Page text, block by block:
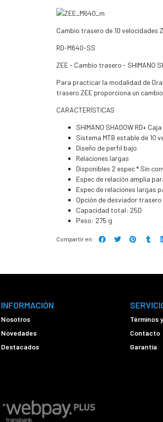
Cambio trasero de 10 velocidades
RD-M640-SS
ZEE - Cambio trasero - SHIMANO
Para practicar la modalidad de
trasero ZEE proporciona un
CARACTERÍSTICAS
SHIMANO SHADOW RD+
Sistema MTB estable de 10
Diseño de perfil bajo
Relaciones largas
Disponibles 2 espec * Sin
Espec de relación amplia
Espec de relaciones largas
Opción de desviador
Capacidad total: 25D
Peso: 275 g
Compartir en:
INFORMACIÓN
Nosotros
Novedades
Destacados
Términos
Contacto
Garantía